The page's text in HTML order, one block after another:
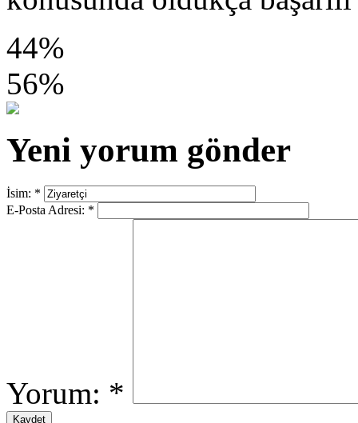
44%
56%
Yeni yorum gönder
İsim: *
E-Posta Adresi: *
Yorum: *